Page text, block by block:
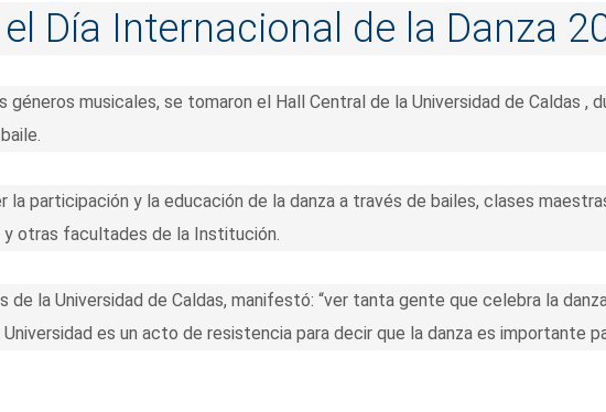
Día Internacional de la Danza
musicales, se tomaron el Hall Central de la Universidad de Caldas ,
participación y la educación de la danza a través de bailes, clases
otras facultades de la Institución.
la Universidad de Caldas, manifestó: “ver tanta gente que celebra la
es un acto de resistencia para decir que la danza es importante